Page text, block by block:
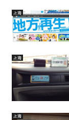
上海
上海
上海